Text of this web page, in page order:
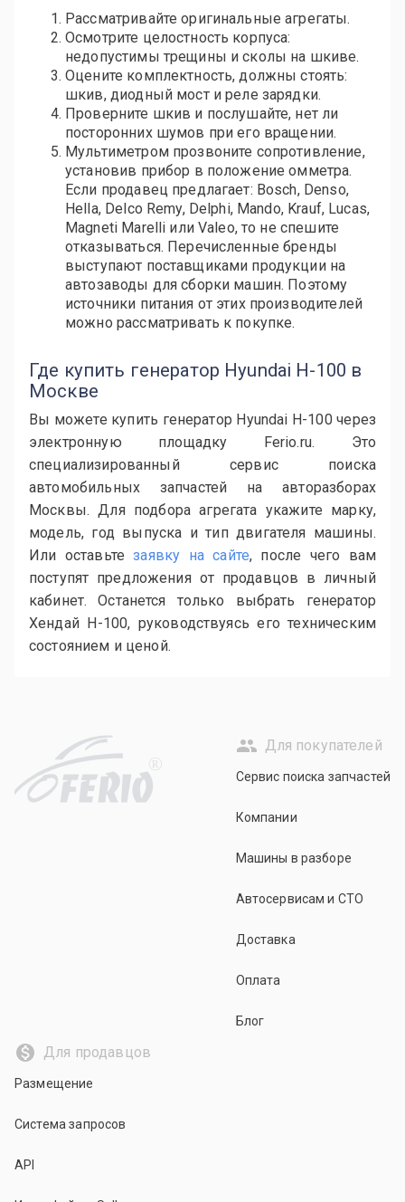
Рассматривайте оригинальные агрегаты.
Осмотрите целостность корпуса:
недопустимы трещины и сколы на шкиве.
Оцените комплектность, должны стоять:
шкив, диодный мост и реле зарядки.
Проверните шкив и послушайте, нет ли
посторонних шумов при его вращении.
Мультиметром прозвоните сопротивление,
установив прибор в положение омметра.
Если продавец предлагает: Bosch, Denso,
Hella, Delco Remy, Delphi, Mando, Krauf, Lucas,
Magneti Marelli или Valeo, то не спешите
отказываться. Перечисленные бренды
выступают поставщиками продукции на
автозаводы для сборки машин. Поэтому
источники питания от этих производителей
можно рассматривать к покупке.
Где купить генератор Hyundai H-100 в
Москве
Вы можете купить генератор Hyundai H-100 через
электронную площадку Ferio.ru. Это
специализированный сервис поиска
автомобильных запчастей на авторазборах
Москвы. Для подбора агрегата укажите марку,
модель, год выпуска и тип двигателя машины.
Или оставьтезаявку на сайте, после чего вам
поступят предложения от продавцов в личный
кабинет. Останется только выбрать генератор
Хендай H-100, руководствуясь его техническим
состоянием и ценой.
R
Для покупателей
Сервис поиска запчастей
Компании
Машины в разборе
Автосервисам и СТО
Доставка
Оплата
Блог
Для продавцов
Размещение
Система запросов
API